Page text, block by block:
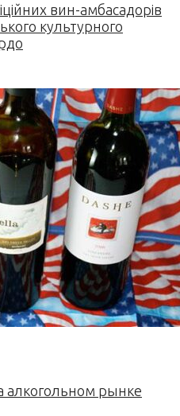
вин-амбасадорів
культурного
алкогольном рынке